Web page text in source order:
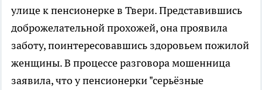
улице к пенсионерке в Твери. Представившись
доброжелательной прохожей, она проявила
заботу, поинтересовавшись здоровьем пожилой
женщины. В процессе разговора мошенница
заявила, что у пенсионерки "серьёзные